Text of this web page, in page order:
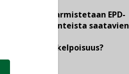
Miten varmistetaan EPD-
dokumenteista saatavien
vertailukelpoisuus?